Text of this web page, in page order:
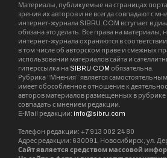
Материалы, публикуемые на страницах
зрения их авторов и не всегда совпадают с
интернет-журнала SIBRU.COM вступает в
обязана это делать. Все права на материалы,
интернет-журнала охраняются в
в том числе об авторском праве и смежных
использовании материалов сайта и
гиперссылка на SIBRU.COM обязательна.
Рубрика “Мнения” является
имеет обособленное отношение к
авторов материалов размещенных в
совпадать с мнением редакции.
E-Mail редакции: info@sibru.com
Телефон редакции: +7 913 002 24 80
Адрес редакции: 630091, Новосибирск, ул.
Сайт является средством массовой